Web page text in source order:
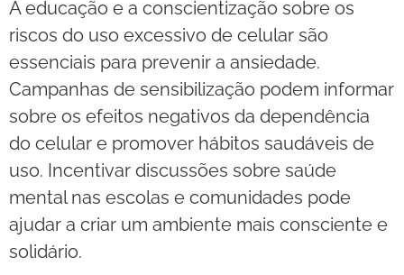
A educação e a conscientização sobre os
riscos do uso excessivo de celular são
essenciais para prevenir a ansiedade.
Campanhas de sensibilização podem informar
sobre os efeitos negativos da dependência
do celular e promover hábitos saudáveis de
uso. Incentivar discussões sobre saúde
mental nas escolas e comunidades pode
ajudar a criar um ambiente mais consciente e
solidário.